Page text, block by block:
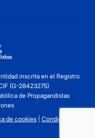
inscrita en el Registro
(G-28423275)
de Propagandistas
de cookies| Condiciones